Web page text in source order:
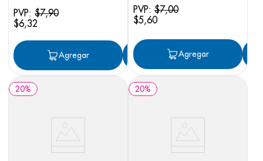
PVP: $7,90
$6,32
Agregar Agregar
PVP: $7,00
$5,60
Agregar
20% 20%